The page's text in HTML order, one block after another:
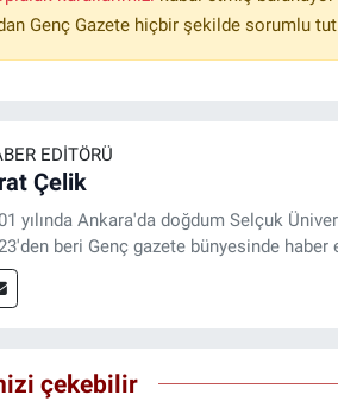
Genç Gazete hiçbir şekilde sorumlu
EDITÖRÜ
Çelik
yılında Ankara'da doğdum Selçuk
beri Genç gazete bünyesinde haber
çekebilir